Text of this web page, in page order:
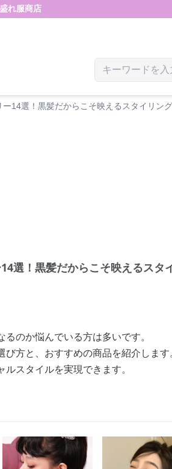
盛れ服商店
14選！黒髪だからこそ映えるスタイリング
選！黒髪だからこそ映えるスタ
のか悩んでいる方は多いです。
方と、おすすめの商品を紹介します。
スタイルを実現できます。